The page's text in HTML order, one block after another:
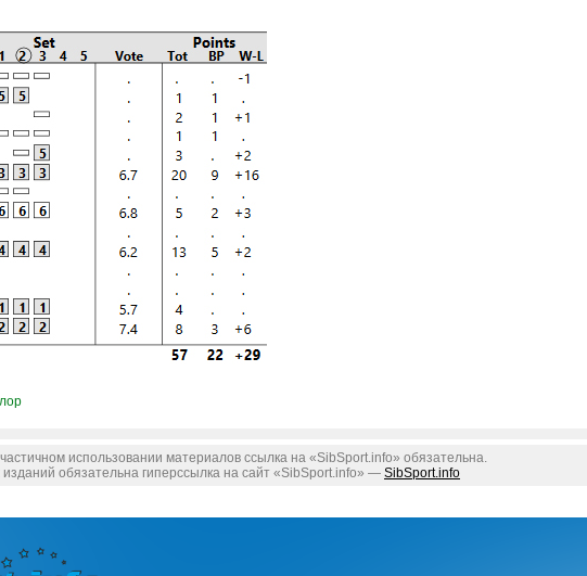
использовании материалов ссылка на «SibSport.info» обязательна.
обязательна гиперссылка на сайт «SibSport.info» — SibSport.info